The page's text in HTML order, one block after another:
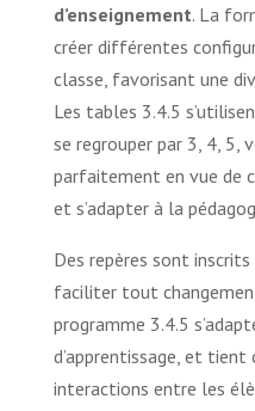
d’enseignement. La
créer différentes
classe, favorisant une
Les tables 3.4.5
se regrouper par 3, 4, 5,
parfaitement en vue de
et s’adapter à la
Des repères sont
faciliter tout
programme 3.4.5
d’apprentissage, et
interactions entre les